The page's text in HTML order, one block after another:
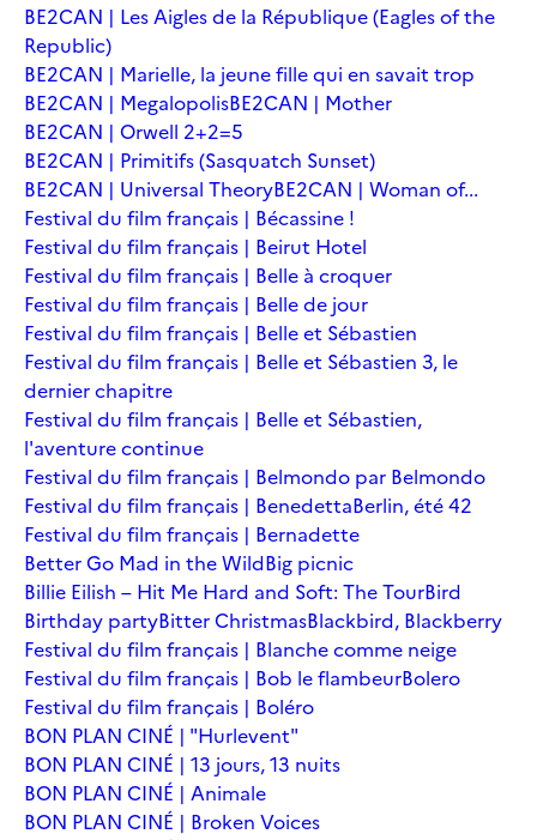
BE2CAN | Les Aigles de la République (Eagles of the
Republic)
BE2CAN | Marielle, la jeune fille qui en savait trop
BE2CAN | MegalopolisBE2CAN | Mother
BE2CAN | Orwell 2+2=5
BE2CAN | Primitifs (Sasquatch Sunset)
BE2CAN | Universal TheoryBE2CAN | Woman of...
Festival du film français | Bécassine !
Festival du film français | Beirut Hotel
Festival du film français | Belle à croquer
Festival du film français | Belle de jour
Festival du film français | Belle et Sébastien
Festival du film français | Belle et Sébastien 3, le
dernier chapitre
Festival du film français | Belle et Sébastien,
l'aventure continue
Festival du film français | Belmondo par Belmondo
Festival du film français | BenedettaBerlin, été 42
Festival du film français | Bernadette
Better Go Mad in the WildBig picnic
Billie Eilish – Hit Me Hard and Soft: The TourBird
Birthday partyBitter ChristmasBlackbird, Blackberry
Festival du film français | Blanche comme neige
Festival du film français | Bob le flambeurBolero
Festival du film français | Boléro
BON PLAN CINÉ | "Hurlevent"
BON PLAN CINÉ | 13 jours, 13 nuits
BON PLAN CINÉ | Animale
BON PLAN CINÉ | Broken Voices